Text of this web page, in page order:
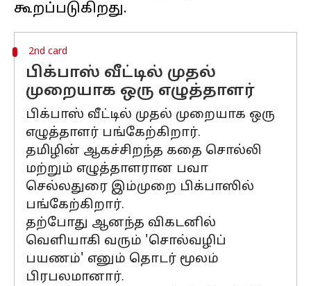
2nd card
பிக்பாஸ் வீட்டில் முதல்
முறையாக ஒரு எழுத்தாளர்
பிக்பாஸ் வீட்டில் முதல் முறையாக ஒரு
எழுத்தாளர் பங்கேற்கிறார்.
தமிழின் ஆகச்சிறந்த கதை சொல்லி
மற்றும் எழுத்தாளரான பவா
செல்லதுரை இம்முறை பிக்பாஸில்
பங்கேற்கிறார்.
தற்போது ஆனந்த விகடனில்
வெளியாகி வரும் 'சொல்வழிப்
பயணம்' எனும் தொடர் மூலம்
பிரபலமானார்.